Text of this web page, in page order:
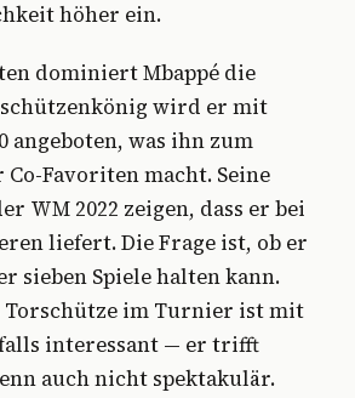
höher ein.
dominiert Mbappé die
wird er mit
angeboten, was ihn zum
Favoriten macht. Seine
WM 2022 zeigen, dass er bei
liefert. Die Frage ist, ob er
sieben Spiele halten kann.
Torschütze im Turnier ist mit
interessant — er trifft
auch nicht spektakulär.